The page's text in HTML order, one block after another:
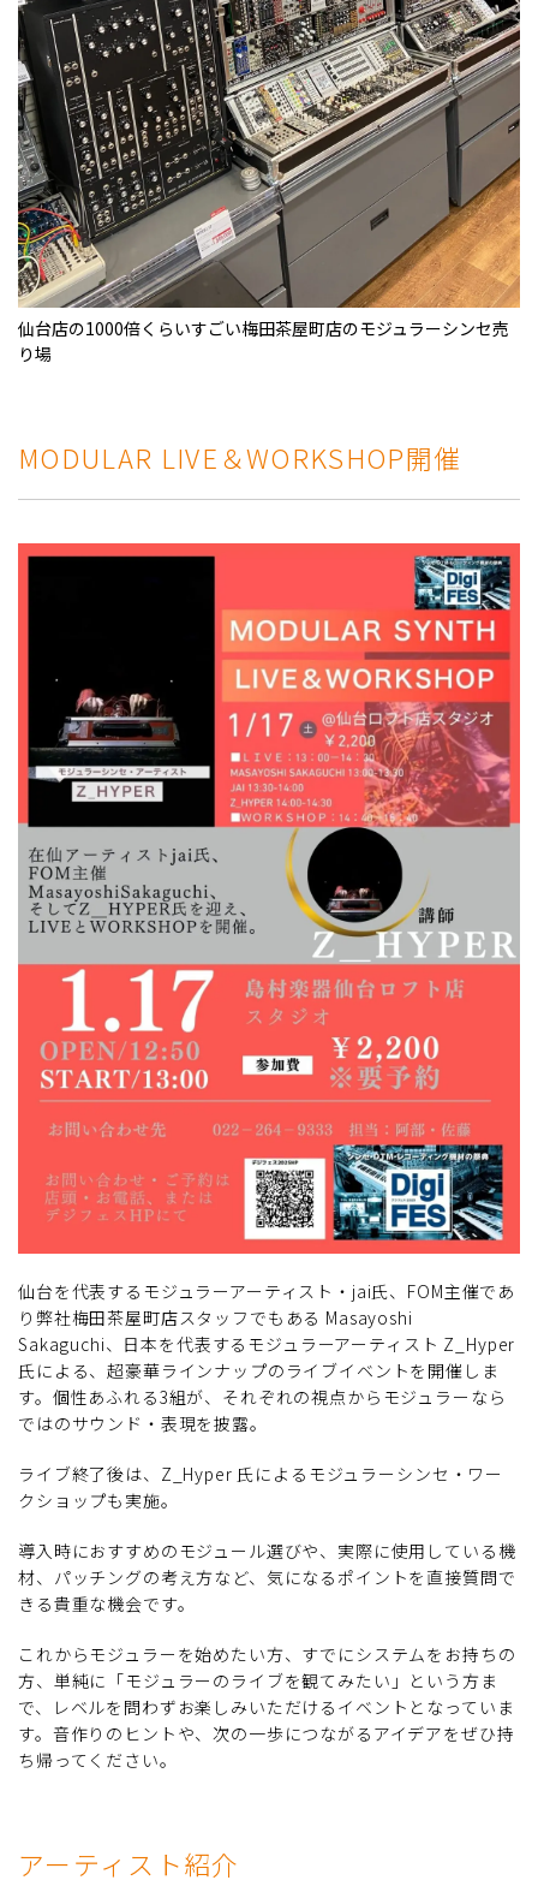
仙台店の1000倍くらいすごい梅田茶屋町店のモジュラーシンセ売
り場
MODULAR LIVE＆WORKSHOP開催
仙台を代表するモジュラーアーティスト・jai氏、FOM主催であ
り弊社梅田茶屋町店スタッフでもある Masayoshi
Sakaguchi、日本を代表するモジュラーアーティスト Z_Hyper
氏による、超豪華ラインナップのライブイベントを開催しま
す。個性あふれる3組が、それぞれの視点からモジュラーなら
ではのサウンド・表現を披露。
ライブ終了後は、Z_Hyper 氏によるモジュラーシンセ・ワー
クショップも実施。
導入時におすすめのモジュール選びや、実際に使用している機
材、パッチングの考え方など、気になるポイントを直接質問で
きる貴重な機会です。
これからモジュラーを始めたい方、すでにシステムをお持ちの
方、単純に「モジュラーのライブを観てみたい」という方ま
で、レベルを問わずお楽しみいただけるイベントとなっていま
す。音作りのヒントや、次の一歩につながるアイデアをぜひ持
ち帰ってください。
アーティスト紹介